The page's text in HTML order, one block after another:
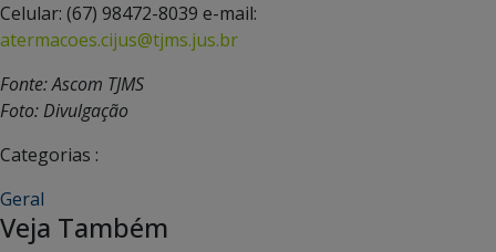
Celular: (67) 98472-8039 e-mail:
atermacoes.cijus@tjms.jus.br
Fonte: Ascom TJMS
Foto: Divulgação
Categorias :
Geral
Veja Também